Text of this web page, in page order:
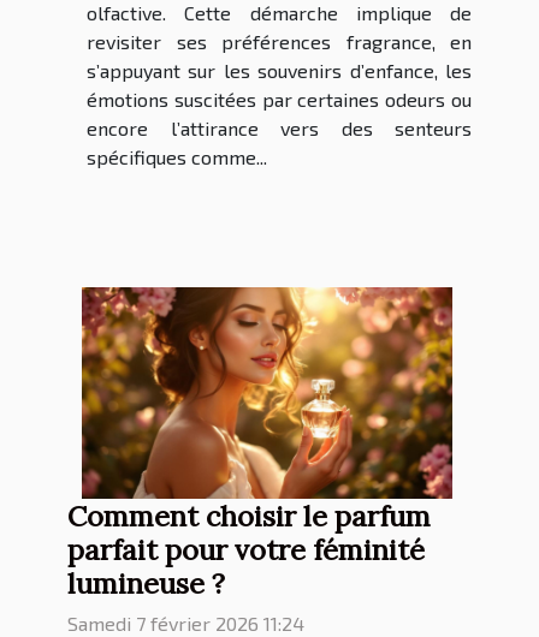
olfactive. Cette démarche implique de
revisiter ses préférences fragrance, en
s’appuyant sur les souvenirs d’enfance, les
émotions suscitées par certaines odeurs ou
encore l’attirance vers des senteurs
spécifiques comme...
Comment choisir le parfum
parfait pour votre féminité
lumineuse ?
Samedi 7 février 2026 11:24